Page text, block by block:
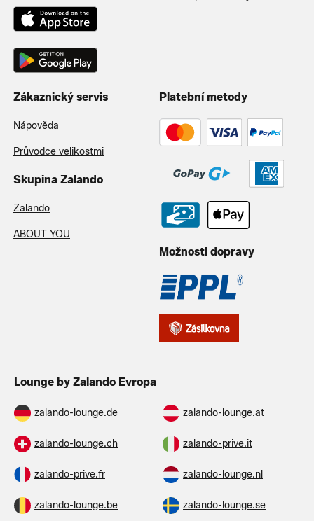
Zákaznický servis
Nápověda
Průvodce velikostmi
Skupina Zalando
Zalando
ABOUT YOU
Platební metody
Možnosti dopravy
Lounge by Zalando Evropa
zalando-lounge.de zalando-lounge.at
zalando-lounge.ch zalando-prive.it
zalando-prive.fr zalando-lounge.nl
zalando-lounge.be zalando-lounge.se